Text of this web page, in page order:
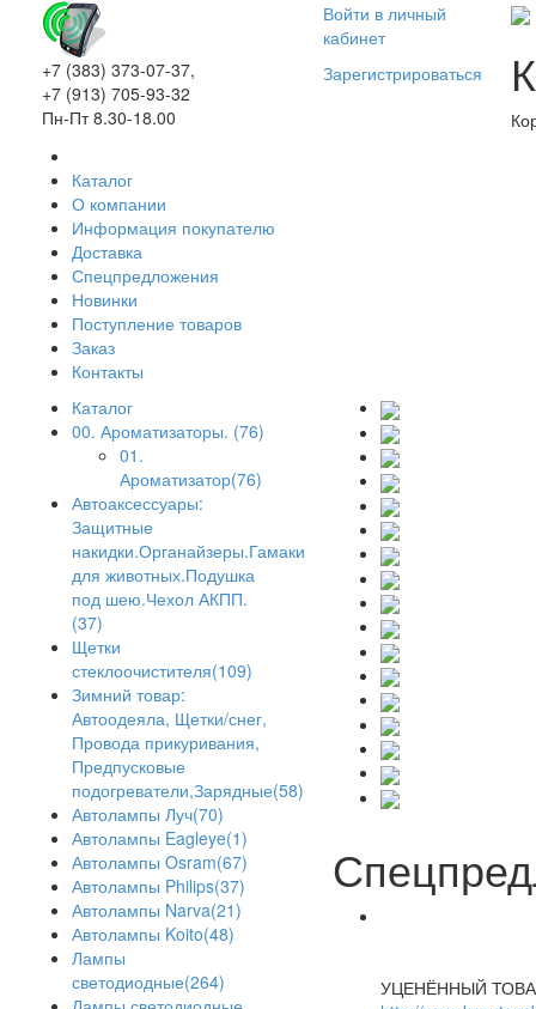
+7 (383) 373-07-37,
+7 (913) 705-93-32
Пн-Пт 8.30-18.00
Войти в личный
кабинет
Зарегистрироваться
Каталог
О компании
Информация покупателю
Доставка
Спецпредложения
Новинки
Поступление товаров
Заказ
Контакты
Каталог
00. Ароматизаторы. (76)
01.
Ароматизатор(76)
Автоаксессуары:
Защитные
накидки.Органайзеры.Гамаки
для животных.Подушка
под шею.Чехол АКПП.
(37)
Щетки
стеклоочистителя(109)
Зимний товар:
Автоодеяла, Щетки/снег,
Провода прикуривания,
Предпусковые
подогреватели,Зарядные(58)
Автолампы Луч(70)
Автолампы Eagleye(1)
Автолампы Osram(67)
Автолампы Philips(37)
Автолампы Narva(21)
Автолампы Koito(48)
Лампы
светодиодные(264)
УЦЕНЁННЫЙ